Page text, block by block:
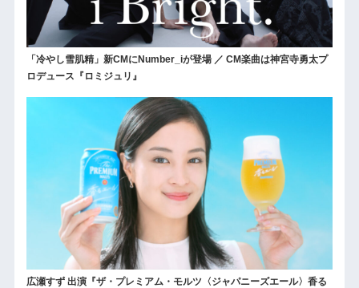
「冷やし雪肌精」新CMにNumber_iが登場 ／ CM楽曲は神宮寺勇太プ
ロデュース『ロミジュリ』
広瀬すず 出演『ザ・プレミアム・モルツ〈ジャパニーズエール〉香る